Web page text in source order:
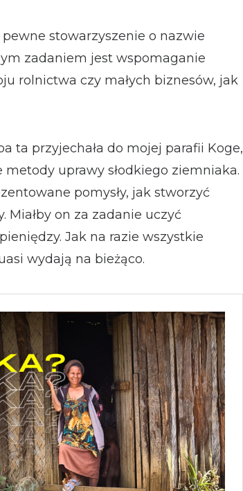
stowarzyszenie o nazwie
zadaniem jest wspomaganie
rolnictwa czy małych biznesów, jak
ta przyjechała do mojej parafii Koge,
uprawy słodkiego ziemniaka.
pomysły, jak stworzyć
Miałby on za zadanie uczyć
Jak na razie wszystkie
wydają na bieżąco.